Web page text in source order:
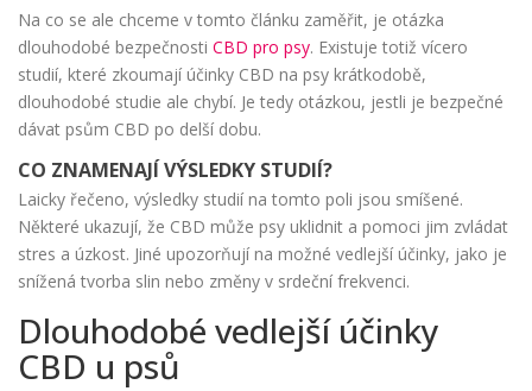
Na co se ale chceme v tomto článku zaměřit, je otázka
dlouhodobé bezpečnosti CBD pro psy. Existuje totiž vícero
studií, které zkoumají účinky CBD na psy krátkodobě,
dlouhodobé studie ale chybí. Je tedy otázkou, jestli je bezpečné
dávat psům CBD po delší dobu.
CO ZNAMENAJÍ VÝSLEDKY STUDIÍ?
Laicky řečeno, výsledky studií na tomto poli jsou smíšené.
Některé ukazují, že CBD může psy uklidnit a pomoci jim zvládat
stres a úzkost. Jiné upozorňují na možné vedlejší účinky, jako je
snížená tvorba slin nebo změny v srdeční frekvenci.
Dlouhodobé vedlejší účinky
CBD u psů